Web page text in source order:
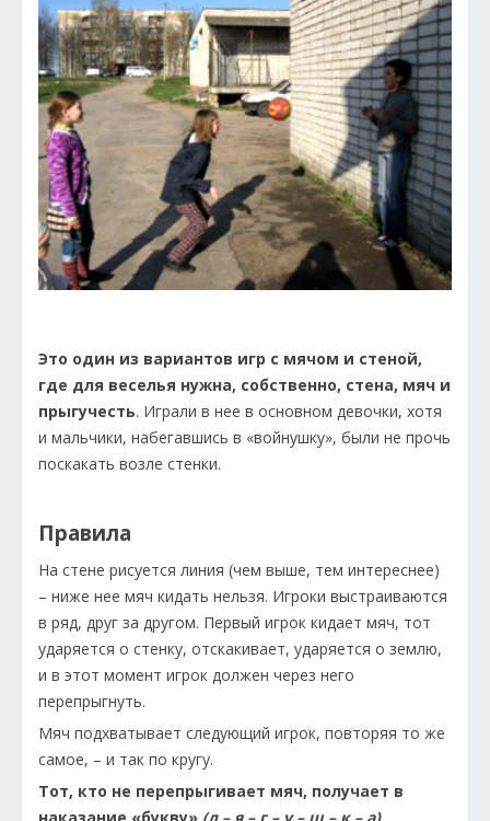
Это один из вариантов игр с мячом и стеной,
где для веселья нужна, собственно, стена, мяч и
прыгучесть. Играли в нее в основном девочки, хотя
и мальчики, набегавшись в «войнушку», были не прочь
поскакать возле стенки.
Правила
На стене рисуется линия (чем выше, тем интереснее)
– ниже нее мяч кидать нельзя. Игроки выстраиваются
в ряд, друг за другом. Первый игрок кидает мяч, тот
ударяется о стенку, отскакивает, ударяется о землю,
и в этот момент игрок должен через него
перепрыгнуть.
Мяч подхватывает следующий игрок, повторяя то же
самое, – и так по кругу.
Тот, кто не перепрыгивает мяч, получает в